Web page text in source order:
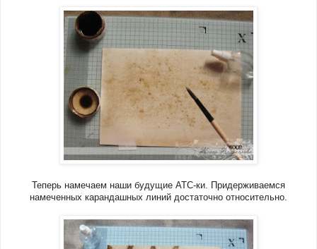
Теперь намечаем наши будущие АТС-ки. Придерживаемся
намеченных карандашных линий достаточно относительно.